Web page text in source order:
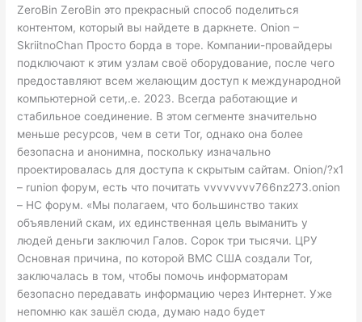
ZeroBin ZeroBin это прекрасный способ поделиться
контентом, который вы найдете в даркнете. Onion –
SkriitnoChan Просто борда в торе. Компании-провайдеры
подключают к этим узлам своё оборудование, после чего
предоставляют всем желающим доступ к международной
компьютерной сети,.е. 2023. Всегда работающие и
стабильное соединение. В этом сегменте значительно
меньше ресурсов, чем в сети Tor, однако она более
безопасна и анонимна, поскольку изначально
проектировалась для доступа к скрытым сайтам. Onion/?x1
– runion форум, есть что почитать vvvvvvvv766nz273.onion
– НС форум. «Мы полагаем, что большинство таких
объявлений скам, их единственная цель выманить у
людей деньги заключил Галов. Сорок три тысячи. ЦРУ
Основная причина, по которой ВМС США создали Tor,
заключалась в том, чтобы помочь информаторам
безопасно передавать информацию через Интернет. Уже
непомню как зашёл сюда, думаю надо будет